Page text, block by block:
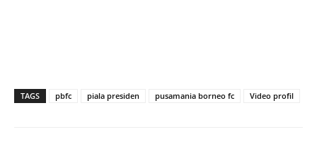
TAGS pbfc piala presiden pusamania borneo fc Video profil